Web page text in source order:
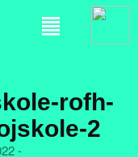
rofh-
2
-